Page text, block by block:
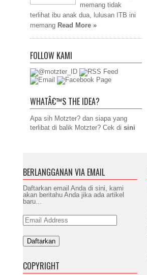
memang tidak
terlihat ibu anak dua, lulusan ITB ini
memang Read More »
FOLLOW KAMI
WHATÂ€™S THE IDEA?
Apa sih Motzter? dan siapa yang
terlibat di balik Motzter? Cek di sini
BERLANGGANAN VIA EMAIL
Daftarkan email Anda di sini, kami
akan beritahu Anda jika ada artikel
baru...
Email
Address
COPYRIGHT